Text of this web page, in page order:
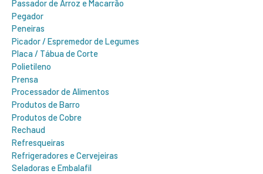
Passador de Arroz e Macarrão
Pegador
Peneiras
Picador / Espremedor de Legumes
Placa / Tábua de Corte
Polietileno
Prensa
Processador de Alimentos
Produtos de Barro
Produtos de Cobre
Rechaud
Refresqueiras
Refrigeradores e Cervejeiras
Seladoras e Embalafil